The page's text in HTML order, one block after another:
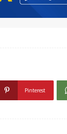
Pinterest